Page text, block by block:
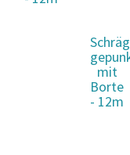
mit
Borte
- 12m